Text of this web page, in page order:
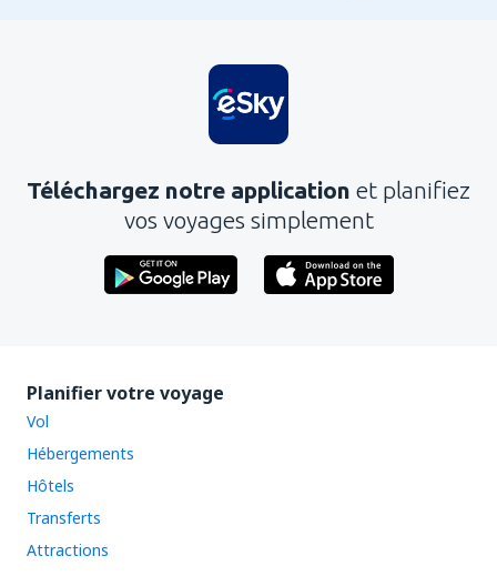
Téléchargez notre application et planifiez
vos voyages simplement
Planifier votre voyage
Vol
Hébergements
Hôtels
Transferts
Attractions